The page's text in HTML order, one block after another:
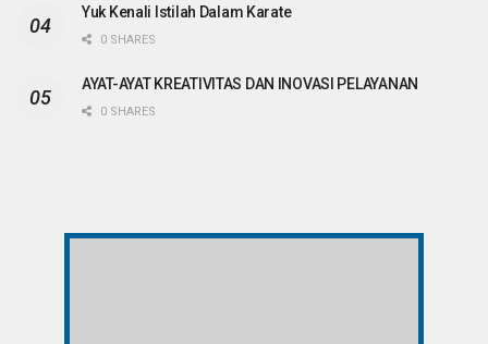
Yuk Kenali Istilah Dalam Karate
0 SHARES
AYAT-AYAT KREATIVITAS DAN INOVASI PELAYANAN
0 SHARES